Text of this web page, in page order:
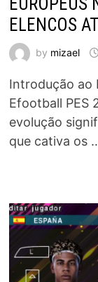
EUROPEUS
ELENCOS
by mizael
Introdução ao
Efootball PES
evolução
que cativa os